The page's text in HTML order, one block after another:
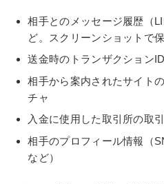
相手とのメッセージ履歴（
ど。スクリーンショットで保
送金時のトランザクション
相手から案内されたサイト
チャ
入金に使用した取引所の取
相手のプロフィール情報（
など）